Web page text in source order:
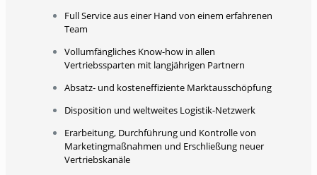
Full Service aus einer Hand von einem erfahrenen
Team
Vollumfängliches Know-how in allen
Vertriebssparten mit langjährigen Partnern
Absatz- und kosteneffiziente Marktausschöpfung
Disposition und weltweites Logistik-Netzwerk
Erarbeitung, Durchführung und Kontrolle von
Marketingmaßnahmen und Erschließung neuer
Vertriebskanäle